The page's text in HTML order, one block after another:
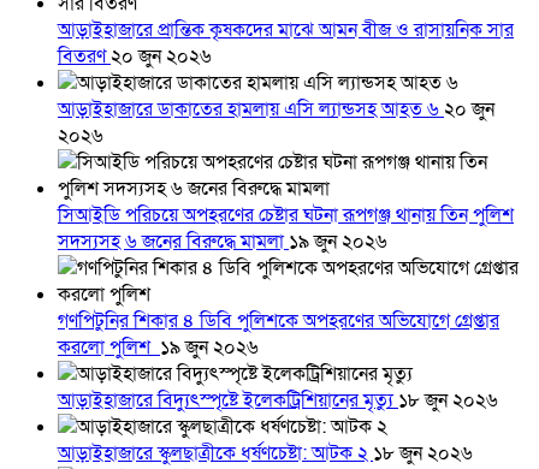
আড়াইহাজারে প্রান্তিক কৃষকদের মাঝে আমন বীজ ও রাসায়নিক সার
বিতরণ২০ জুন ২০২৬
আড়াইহাজারে ডাকাতের হামলায় এসি ল্যান্ডসহ আহত ৬২০ জুন
২০২৬
সিআইডি পরিচয়ে অপহরণের চেষ্টার ঘটনা রূপগঞ্জ থানায় তিন পুলিশ
সদস্যসহ ৬ জনের বিরুদ্ধে মামলা ১৯ জুন ২০২৬
গণপিটুনির শিকার ৪ ডিবি পুলিশকে অপহরণের অভিযোগে গ্রেপ্তার
করলো পুলিশ ১৯ জুন ২০২৬
আড়াইহাজারে বিদ্যুৎস্পৃষ্টে ইলেকট্রিশিয়ানের মৃত্যু১৮ জুন ২০২৬
আড়াইহাজারে স্কুলছাত্রীকে ধর্ষণচেষ্টা: আটক ২ ১৮ জুন ২০২৬